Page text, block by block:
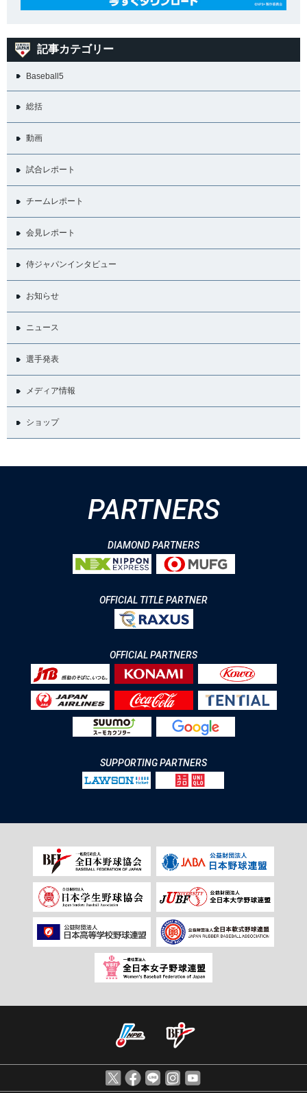
記事カテゴリー
Baseball5
総括
動画
試合レポート
チームレポート
会見レポート
侍ジャパンインタビュー
お知らせ
ニュース
選手発表
メディア情報
ショップ
PARTNERS
DIAMOND PARTNERS
OFFICIAL TITLE PARTNER
OFFICIAL PARTNERS
SUPPORTING PARTNERS